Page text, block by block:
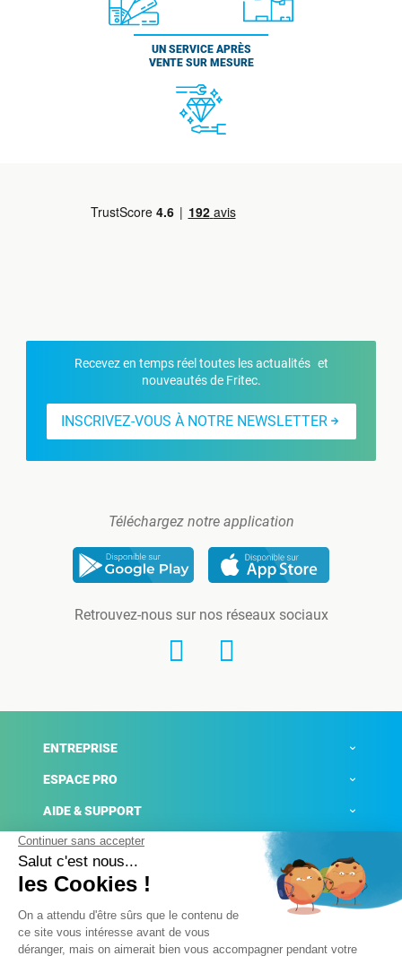
UN SERVICE APRÈS
VENTE SUR MESURE
Recevez en temps réel toutes les actualités et
nouveautés de Fritec.
INSCRIVEZ-VOUS À NOTRE NEWSLETTER
Téléchargez notre application
Retrouvez-nous sur nos réseaux sociaux
ENTREPRISE
ESPACE PRO
AIDE & SUPPORT
ACTUALITÉS
Mentions légales